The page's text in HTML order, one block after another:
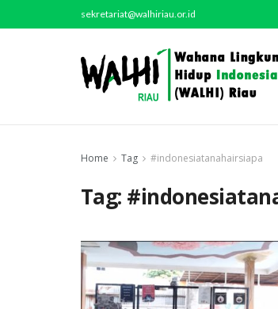
sekretariat@walhiriau.or.id
Home Tag #indonesiatanahairsiapa
Tag: